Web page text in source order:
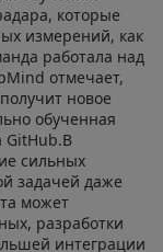
которые
измерений, как
работала над
отмечает,
новое
обученная
GitHub.В
сильных
задачей даже
может
разработки
интеграции